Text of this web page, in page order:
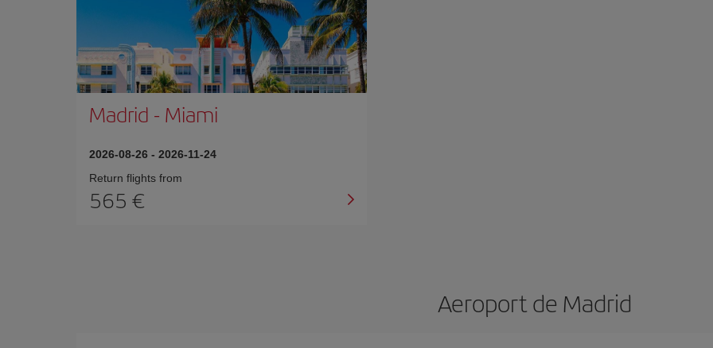
Madrid - Miami
2026-08-26 - 2026-11-24
Return flights from
565
Aeroport de Madrid